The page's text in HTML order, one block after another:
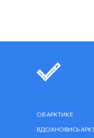
ВДОХНОВИСЬ
ОБ АРКТИКЕ